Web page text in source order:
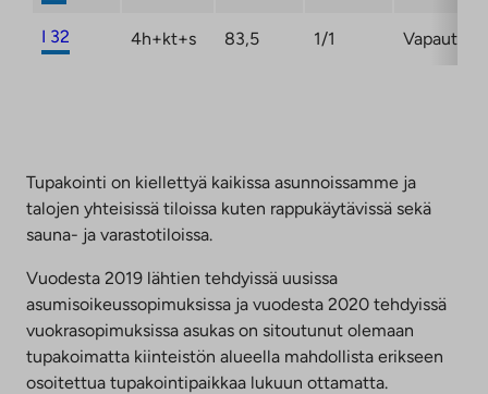
I 32 4h+kt+s 83,5 1/1
Tupakointi on kiellettyä kaikissa asunnoissamme ja
talojen yhteisissä tiloissa kuten rappukäytävissä sekä
sauna- ja varastotiloissa.
Vuodesta 2019 lähtien tehdyissä uusissa
asumisoikeussopimuksissa ja vuodesta 2020 tehdyissä
vuokrasopimuksissa asukas on sitoutunut olemaan
tupakoimatta kiinteistön alueella mahdollista erikseen
osoitettua tupakointipaikkaa lukuun ottamatta.